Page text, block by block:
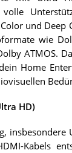
volle
und Deep
wie
ATMOS.
Home
HD)
Kabels